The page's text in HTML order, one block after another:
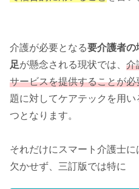
介護が必要となる要介護者の
足が懸念される現状では、 介
サービスを提供することが必
題に対してケアテックを用
つとなります。
それだけにスマート介護士
欠かせず、三訂版では特に